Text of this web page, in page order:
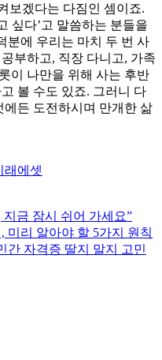
보겠다는 다짐인 셈이죠.
싶다’고 말씀하는 분들을
분에 우리는 마치 두 번 사
부하고, 직장 다니고, 가족
이 나만을 위해 사는 후반
볼 수도 있죠. 그러니 다
든 도전하시며 만개한 삶
래에셋
금 잠시 쉬어 가세요”
미리 알아야 할 5가지 원칙
간 자격증 딸지 말지 고민